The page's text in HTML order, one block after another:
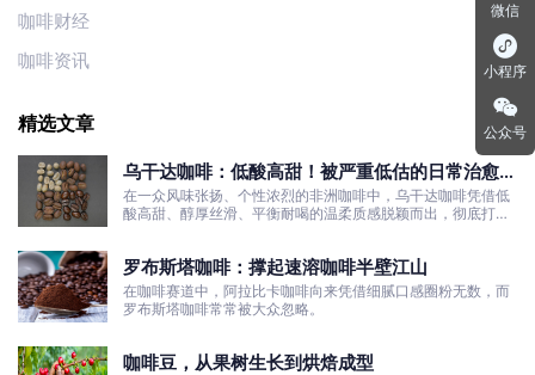
咖啡财经
咖啡资讯
精选文章
乌干达咖啡：低酸高甜！被严重低估的日常治愈口
粮豆
在一众风味张扬、个性浓烈的非洲咖啡中，乌干达咖啡凭借低
酸高甜、醇厚丝滑、平衡耐喝的温柔质感脱颖而出，彻底打破
罗布斯塔咖啡：撑起速溶咖啡半壁江山
在咖啡赛道中，阿拉比卡咖啡向来凭借细腻口感圈粉无数，而
罗布斯塔咖啡常常被大众忽略。
咖啡豆，从果树生长到烘焙成型
微信
小程序
公众号